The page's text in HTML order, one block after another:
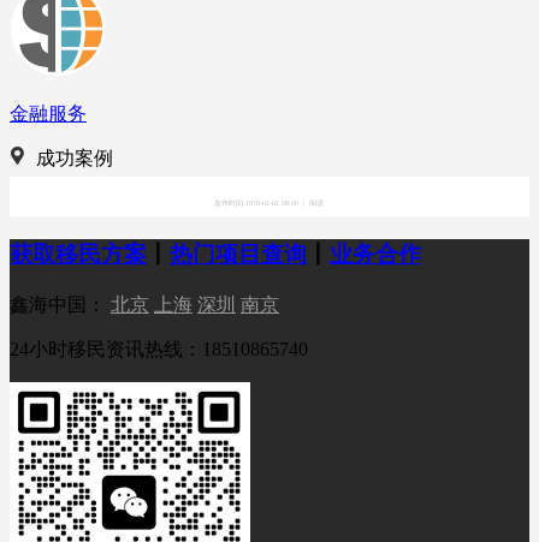
金融服务
成功案例
发布时间:1970-01-01 08:00 阅读:
获取移民方案 热门项目查询 业务合作
鑫海中国： 北京 上海 深圳 南京
24小时移民资讯热线：18510865740